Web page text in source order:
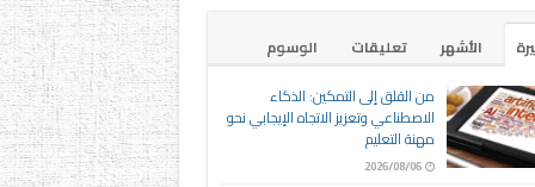
الأشهر تعليقات
الوسوم
من القلق إلى التمكين: الذكاء
الاصطناعي وتعزيز الاتجاه الإيجابي نحو
مهنة التعليم
2026/08/06